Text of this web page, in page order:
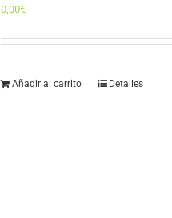
0,00€
Añadir al carrito Detalles